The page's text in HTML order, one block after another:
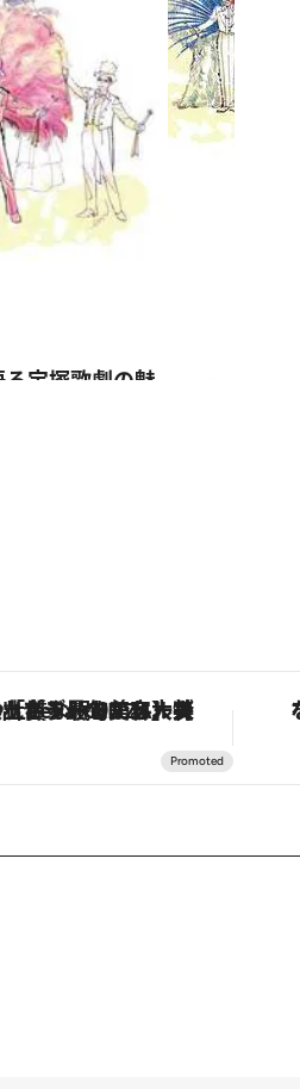
【銀座で出合う最旬美容】美髪ケアや上質な眠り…セルフケアのアップデートから、特別な名入れギフトまで。大人のための「ReFa GINZA」クルーズ